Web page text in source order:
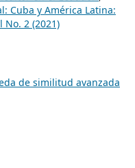
Cuba y América Latina:
No. 2 (2021)
de similitud avanzada